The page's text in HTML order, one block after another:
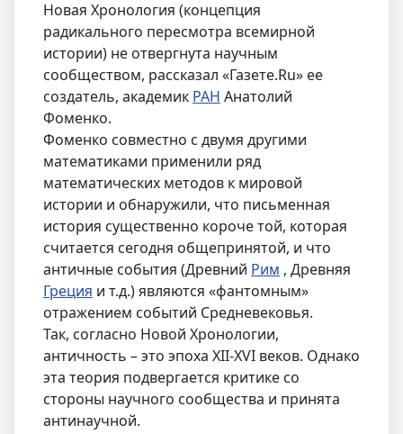
Новая Хронология (концепция
радикального пересмотра всемирной
истории) не отвергнута научным
сообществом, рассказал «Газете.Ru» ее
создатель, академик РАН Анатолий
Фоменко.
Фоменко совместно с двумя другими
математиками применили ряд
математических методов к мировой
истории и обнаружили, что письменная
история существенно короче той, которая
считается сегодня общепринятой, и что
античные события (Древний Рим , Древняя
Греция и т.д.) являются «фантомным»
отражением событий Средневековья.
Так, согласно Новой Хронологии,
античность – это эпоха XII-XVI веков. Однако
эта теория подвергается критике со
стороны научного сообщества и принята
антинаучной.